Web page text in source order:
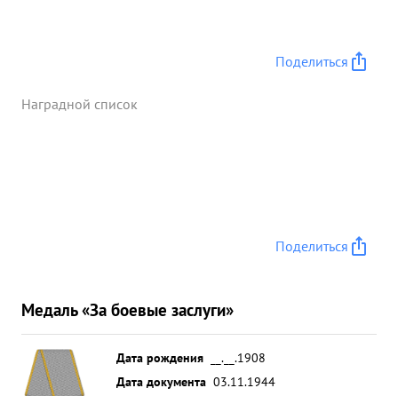
Поделиться
Наградной список
Поделиться
Медаль «За боевые заслуги»
Дата рождения
__.__.1908
Дата документа 03.11.1944